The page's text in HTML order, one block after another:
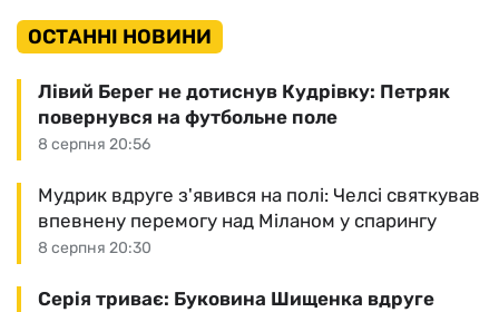
ОСТАННІ НОВИНИ
8 серпня 20:56
Лівий Берег не дотиснув Кудрівку: Петряк
повернувся на футбольне поле
8 серпня 20:30
Мудрик вдруге з'явився на полі: Челсі святкував
впевнену перемогу над Міланом у спарингу
Серія триває: Буковина Шищенка вдруге